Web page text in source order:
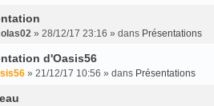
» 28/12/17 23:16 » dans Présentations
d'Oasis56
» 21/12/17 10:56 » dans Présentations